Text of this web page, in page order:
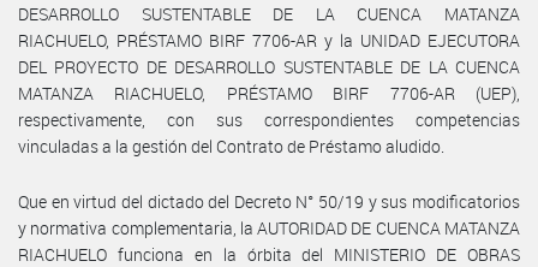
DESARROLLO SUSTENTABLE DE LA CUENCA MATANZA
RIACHUELO, PRÉSTAMO BIRF 7706-AR y la UNIDAD EJECUTORA
DEL PROYECTO DE DESARROLLO SUSTENTABLE DE LA CUENCA
MATANZA RIACHUELO, PRÉSTAMO BIRF 7706-AR (UEP),
respectivamente, con sus correspondientes competencias
vinculadas a la gestión del Contrato de Préstamo aludido.
Que en virtud del dictado del Decreto N° 50/19 y sus modificatorios
y normativa complementaria, la AUTORIDAD DE CUENCA MATANZA
RIACHUELO funciona en la órbita del MINISTERIO DE OBRAS